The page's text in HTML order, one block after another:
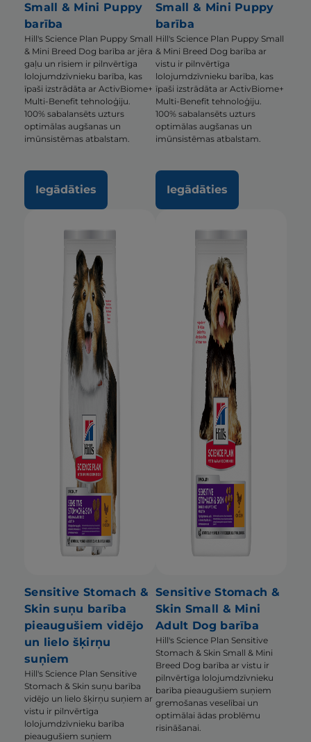
Small & Mini Puppy
barība
Hill's Science Plan Puppy Small
& Mini Breed Dog barība ar jēra
gaļu un rīsiem ir pilnvērtīga
lolojumdzīvnieku barība, kas
īpaši izstrādāta ar ActivBiome+
Multi-Benefit tehnoloģiju.
100% sabalansēts uzturs
optimālas augšanas un
imūnsistēmas atbalstam.
Iegādāties
Small & Mini Puppy
barība
Hill's Science Plan Puppy Small
& Mini Breed Dog barība ar
vistu ir pilnvērtīga
lolojumdzīvnieku barība, kas
īpaši izstrādāta ar ActivBiome+
Multi-Benefit tehnoloģiju.
100% sabalansēts uzturs
optimālas augšanas un
imūnsistēmas atbalstam.
Iegādāties
Sensitive Stomach &
Skin suņu barība
pieaugušiem vidējo
un lielo šķirņu
suņiem
Hill's Science Plan Sensitive
Stomach & Skin suņu barība
vidējo un lielo šķirņu suņiem ar
vistu ir pilnvērtīga
lolojumdzīvnieku barība
pieaugušiem suņiem
Sensitive Stomach &
Skin Small & Mini
Adult Dog barība
Hill's Science Plan Sensitive
Stomach & Skin Small & Mini
Breed Dog barība ar vistu ir
pilnvērtīga lolojumdzīvnieku
barība pieaugušiem suņiem
gremošanas veselībai un
optimālai ādas problēmu
risināšanai.